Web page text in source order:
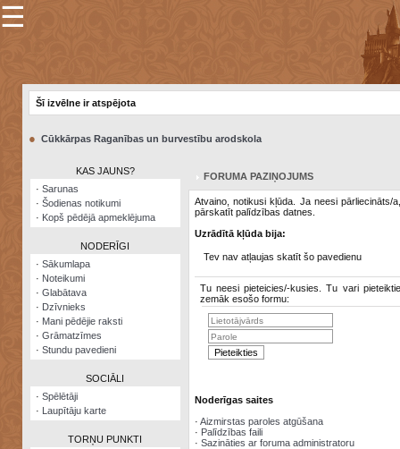
×
Šodienas
notikumi
Visatcera
almanahs
Arhīvs
☰
Šī izvēlne ir atspējota
● Cūkkārpas Raganības un burvestību arodskola
KAS JAUNS?
· Sarunas
· Šodienas notikumi
· Kopš pēdējā apmeklējuma
NODERĪGI
· Sākumlapa
· Noteikumi
· Glabātava
· Dzīvnieks
· Mani pēdējie raksti
· Grāmatzīmes
· Stundu pavedieni
SOCIĀLI
· Spēlētāji
· Laupītāju karte
TORŅU PUNKTI
FORUMA PAZIŅOJUMS
Atvaino, notikusi kļūda. Ja neesi pārliecināts/
pārskatīt palīdzības datnes.
Uzrādītā kļūda bija:
Tev nav atļaujas skatīt šo pavedienu
Tu neesi pieteicies/-kusies. Tu vari
zemāk esošo formu:
Noderīgas saites
· Aizmirstas paroles atgūšana
· Palīdzības faili
· Sazināties ar foruma administratoru